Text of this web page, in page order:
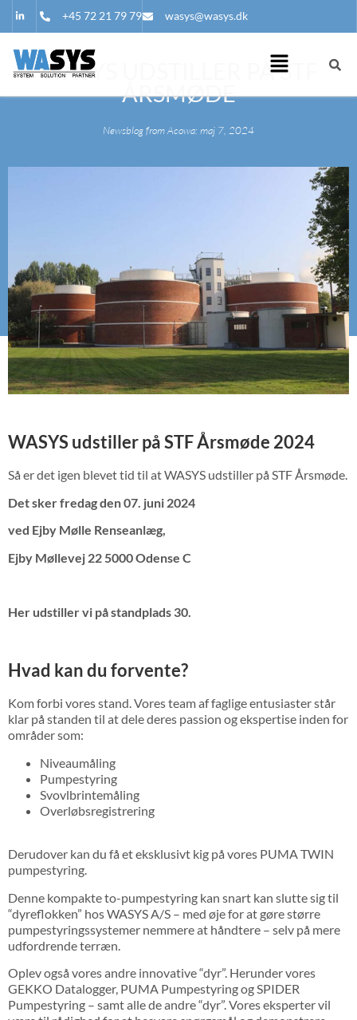
+45 72 21 79 79 wasys@wasys.dk
WASYS UDSTILLER PÅ STF
ÅRSMØDE
Newsblog from Acowa: maj 7, 2024
WASYS udstiller på STF Årsmøde 2024
Så er det igen blevet tid til at WASYS udstiller på STF Årsmøde.
Det sker fredag den 07. juni 2024
ved Ejby Mølle Renseanlæg,
Ejby Møllevej 22 5000 Odense C
Her udstiller vi på standplads 30.
Hvad kan du forvente?
Kom forbi vores stand. Vores team af faglige entusiaster står
klar på standen til at dele deres passion og ekspertise inden for
områder som:
Niveaumåling
Pumpestyring
Svovlbrintemåling
Overløbsregistrering
Derudover kan du få et eksklusivt kig på vores PUMA TWIN
pumpestyring.
Denne kompakte to-pumpestyring kan snart kan slutte sig til
“dyreflokken” hos WASYS A/S – med øje for at gøre større
pumpestyringssystemer nemmere at håndtere – selv på mere
udfordrende terræn.
Oplev også vores andre innovative “dyr”. Herunder vores
GEKKO Datalogger, PUMA Pumpestyring og SPIDER
Pumpestyring – samt alle de andre “dyr”. Vores eksperter vil